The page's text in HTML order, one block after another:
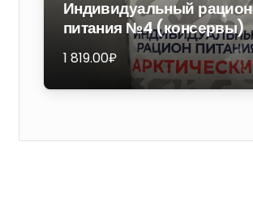
Индивидуальный рацион
питания №4 (консервы)
1 819.00₽